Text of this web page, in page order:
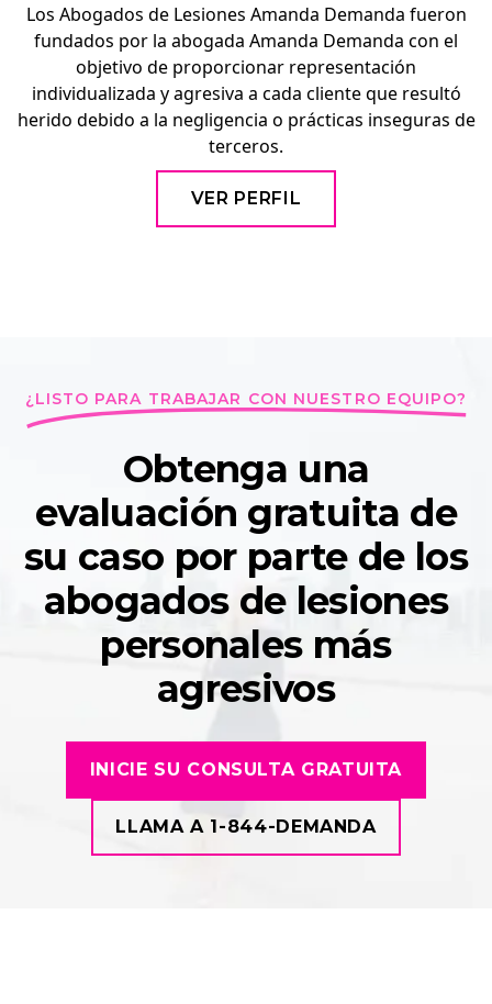
Los Abogados de Lesiones Amanda Demanda fueron
fundados por la abogada Amanda Demanda con el
objetivo de proporcionar representación
individualizada y agresiva a cada cliente que resultó
herido debido a la negligencia o prácticas inseguras de
terceros.
VER PERFIL
¿LISTO PARA TRABAJAR CON NUESTRO EQUIPO?
Obtenga una
evaluación gratuita de
su caso por parte de los
abogados de lesiones
personales más
agresivos
INICIE SU CONSULTA GRATUITA
LLAMA A 1-844-DEMANDA